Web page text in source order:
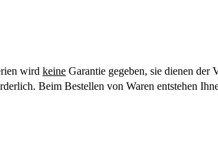
wird keine Garantie gegeben, sie dienen der
Beim Bestellen von Waren entstehen